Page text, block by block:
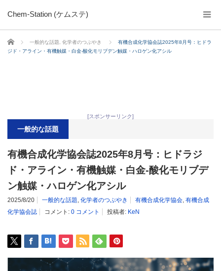
Chem-Station (ケムステ)
ホーム 一般的な話題 化学者のつぶやき
有機合成化学協会誌2025年8月号：ヒドラ
ジド・アライン・有機触媒・白金-酸化モリブデン触媒・ハロゲン化アシル
[スポンサーリンク]
一般的な話題
有機合成化学協会誌2025年8月号：ヒドラジ
ド・アライン・有機触媒・白金-酸化モリブデ
ン触媒・ハロゲン化アシル
2025/8/20 一般的な話題, 化学者のつぶやき 有機合成化学協会, 有機合成
化学協会誌
コメント: 0 コメント 投稿者: KeN